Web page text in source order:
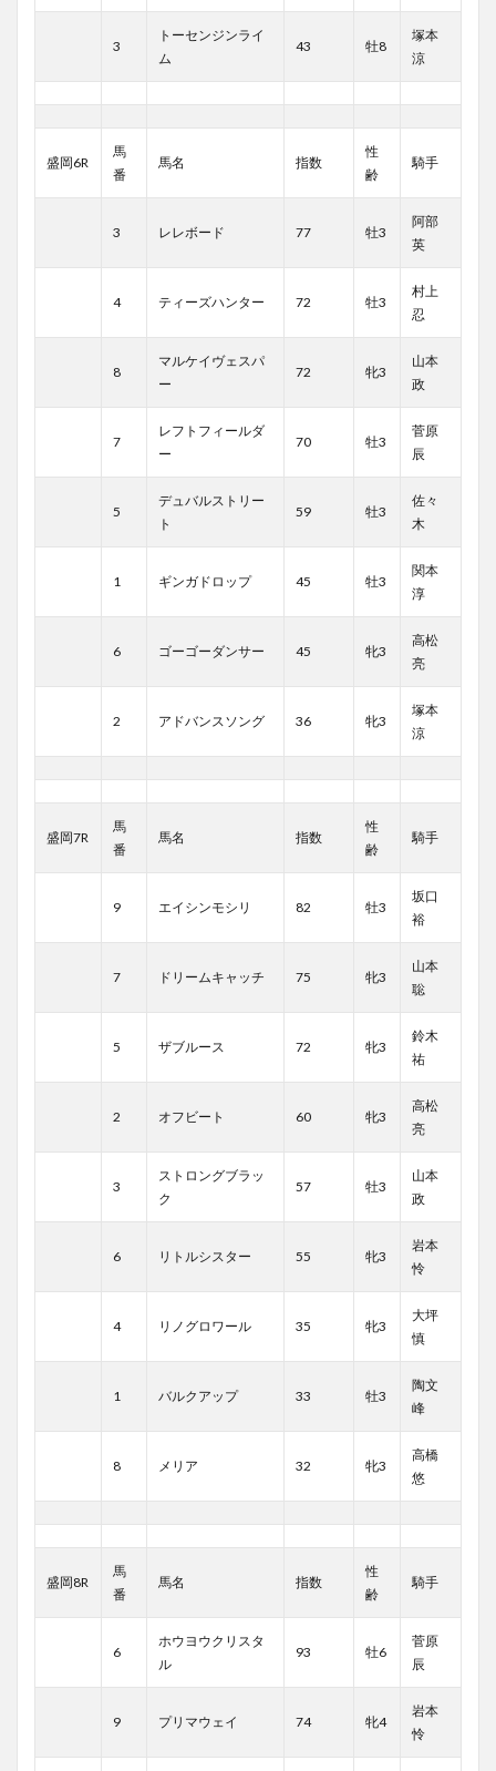
3
トーセンジンライ
ム
43 牡8
塚本
涼
盛岡6R
馬
番
馬名 指数
性
齢
騎手
3 レレボード 77 牡3
阿部
英
4 ティーズハンター 72 牡3
村上
忍
8
マルケイヴェスパ
ー
72 牝3
山本
政
7
レフトフィールダ
ー
70 牡3
菅原
辰
5
デュバルストリー
ト
59 牡3
佐々
木
1 ギンガドロップ 45 牡3
関本
淳
6 ゴーゴーダンサー 45 牝3
高松
亮
2 アドバンスソング 36 牝3
塚本
涼
盛岡7R
馬
番
馬名 指数
性
齢
騎手
9 エイシンモシリ 82 牡3
坂口
裕
7 ドリームキャッチ 75 牝3
山本
聡
5 ザブルース 72 牝3
鈴木
祐
2 オフビート 60 牝3
高松
亮
3
ストロングブラッ
ク
57 牡3
山本
政
6 リトルシスター 55 牝3
岩本
怜
4 リノグロワール 35 牝3
大坪
慎
1 バルクアップ 33 牡3
陶文
峰
8 メリア 32 牝3
高橋
悠
盛岡8R
馬
番
馬名 指数
性
齢
騎手
6
ホウヨウクリスタ
ル
93 牡6
菅原
辰
9 プリマウェイ 74 牝4
岩本
怜